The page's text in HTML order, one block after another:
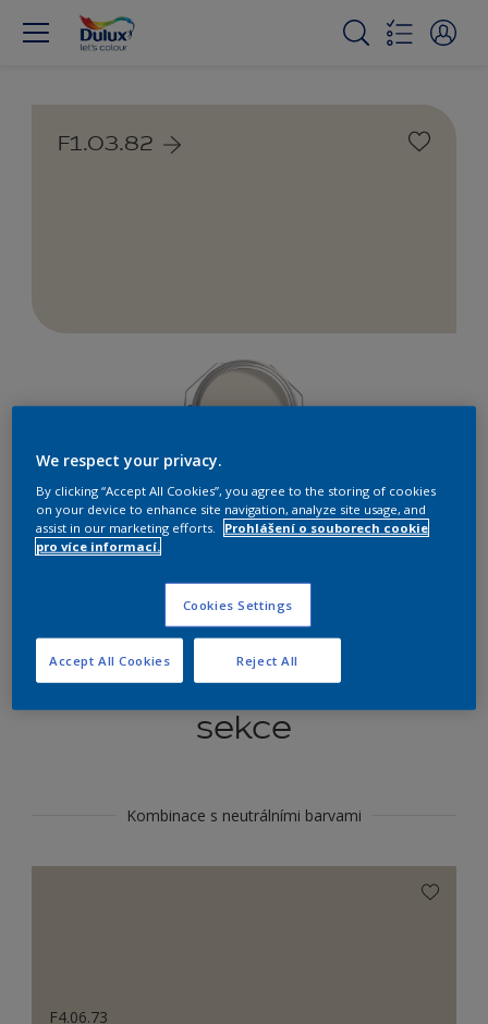
F1.03.82
Najít výrobek v tomto odstínu
Koordinovat barevné
sekce
Kombinace s neutrálními barvami
F4.06.73
We respect your privacy.
By clicking “Accept All Cookies”, you agree to the storing of cookies
on your device to enhance site navigation, analyze site usage, and
assist in our marketing efforts.
Prohlášení o souborech cookie
pro více informací.
Cookies Settings
Reject All
Accept All Cookies